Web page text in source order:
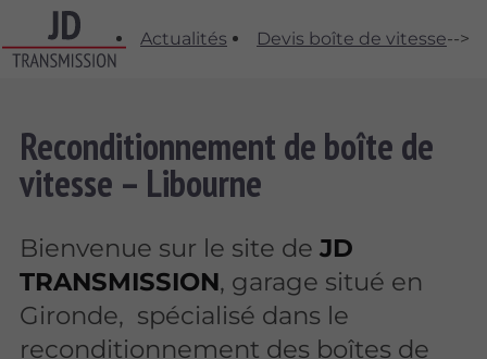
Actualités Devis boîte de vitesse-->
Reconditionnement de boîte de
vitesse – Libourne
Bienvenue sur le site deJD
TRANSMISSION, garage situé en
Gironde, spécialisé dans le
reconditionnement des boîtes de